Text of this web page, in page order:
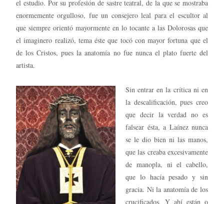
el estudio. Por su profesión de sastre teatral, de la que se mostraba
enormemente orgulloso, fue un consejero leal para el escultor al
que siempre orientó mayormente en lo tocante a las Dolorosas que
el imaginero realizó, tema éste que tocó con mayor fortuna que el
de los Cristos, pues la anatomía no fue nunca el plato fuerte del
artista.
Sin entrar en la crítica ni en
la descalificación, pues creo
que decir la verdad no es
falsear ésta, a Laínez nunca
se le dio bien ni las manos,
que las creaba excesivamente
de manopla, ni el cabello,
que lo hacía pesado y sin
gracia. Ni la anatomía de los
crucificados. Y ahí están o